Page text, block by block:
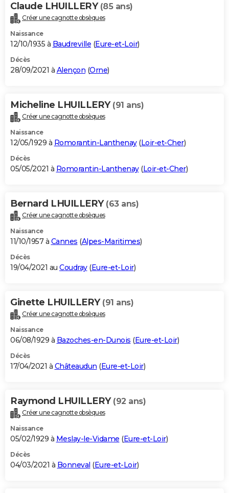
Claude LHUILLERY (85 ans)
Créer une cagnotte obsèques
Naissance
12/10/1935 à Baudreville (Eure-et-Loir)
Décès
28/09/2021 à Alençon (Orne)
Micheline LHUILLERY (91 ans)
Créer une cagnotte obsèques
Naissance
12/05/1929 à Romorantin-Lanthenay(Loir-et-Cher)
Décès
05/05/2021 à Romorantin-Lanthenay(Loir-et-Cher)
Bernard LHUILLERY (63 ans)
Créer une cagnotte obsèques
Naissance
11/10/1957 à Cannes (Alpes-Maritimes)
Décès
19/04/2021 au Coudray(Eure-et-Loir)
Ginette LHUILLERY (91 ans)
Créer une cagnotte obsèques
Naissance
06/08/1929 à Bazoches-en-Dunois (Eure-et-Loir)
Décès
17/04/2021 à Châteaudun (Eure-et-Loir)
Raymond LHUILLERY (92 ans)
Créer une cagnotte obsèques
Naissance
05/02/1929 à Meslay-le-Vidame (Eure-et-Loir)
Décès
04/03/2021 à Bonneval (Eure-et-Loir)